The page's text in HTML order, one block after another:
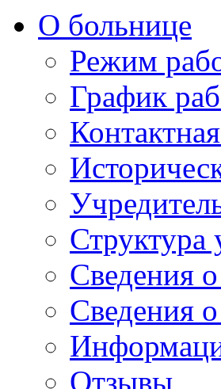
О больнице
Режим
График
Структура
Сведения
Сведения
Отзывы